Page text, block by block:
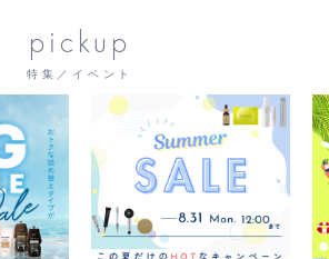
pickup
特集／イベント